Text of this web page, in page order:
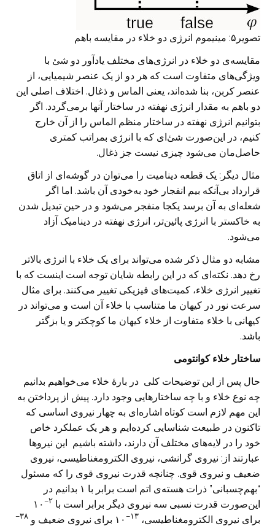
تصویر۵: مینیموم انرژی دو خلاء در مقایسه باهم
مقایسه‌ی دو خلاء در انرژی‌های مختلف یادآور دو شئ با
ویژگی‌های متفاوت است که هر دو از یک عنصر شیمیایی، از
عنصر کربن، بنا شده‌اند، یعنی الماس و ذغال. اختلاف اصلی این
دو باهم به مقدار انرژی نهفته در ساختار آنها برمی‌گردد. اگر
بتوانیم انرژی نهفته در ساختار منظم الماس را از آن خارج
کنیم، در این‌صورت شئ‌ای که با انرژی بمراتب کمتری
حاصل‌مان می‌شود چیزی نیست جز ذغال.
مثال دیگر: یک قطعه دینامیت را می‌توان در گوشه‌ای از اتاق
قرارداد بی‌آنکه بیم انفجار خود ‌به‌خودی آن باشد. اما اگر
شعله‌ای به آن برسد یکجا منفجر می‌شود و در حین تبدیل شدن
به خاکستر با انرژی پائین‌تر، انرژی نهفته در دینامیک آزاد
می‌شود.
مشابه دو مثال ذکر شده می‌تواند برای یک خلاء‌ با انرژی بالاتر
رخ دهد. نکته‌ای که در این رابطه شایان توجه است اینست که با
تغییر انرژی خلاء، کمیت‌های فیزیکی تغییر می‌کنند. برای مثال
سرعت نور در کیهان ما متناسب با خلاء آن است و می‌تواند در
کیهانی با خلاء متفاوت از خلاء کیهان ما کوچکتر و یا بزگتر
باشد.
ساختار خلاء کوانتومی
حال پس از این توضیحات کلی در بارهٔ خلاء می‌خواهیم بدانیم
چه نوع خلاء و با چه ساختارهایی وجود دارد. پیش از پرداختن به
این مهم لازم است کوتاه اشاره‌ای به چهار نیروی اساسی که
تاکنون در طبیعت شناسایی کرده‌ایم و هر یک عملکرد خاص
خود را در لایه‌های مختلف آن دارند، داشته باشیم این نیروها
عبارتند از: نیروی گرانشی، نیروی الکترومغناطیسی، نیروی
ضعیف و نیروی قوی. چنانچه قدرت نیروی قوی را که مسئول
“بهم‌چسبانی” ذرات هسته‌ی اتم است برابر با ۱ بدانیم در
این‌صورت قدرت نسبی سه نیروی دیگر برابر است با ۲–
۱۰
برای نیروی الکترومغناطیسی، ۱۳– ۱۰ برای نیروی ضعیف و ۳۸–